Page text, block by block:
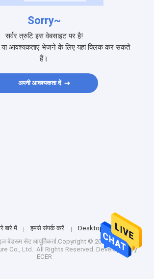
Sorry~
सर्वर त्रुटि इस वेबसाइट पर है!
आवश्यकताएं भेजने के लिए यहां क्लिक कर सकते
हैं।
अपनी आवश्यकता दें
बारे में हमसे संपर्क करें
Desktop Site
बेडरूम सेटआपूर्तिकर्ता.Copyright © 2024 Foshan
Co., Ltd.. All Rights Reserved. Developed by
ECER